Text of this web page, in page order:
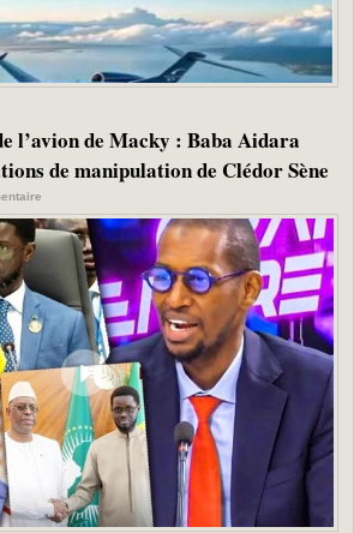
l’avion de Macky : Baba Aidara
de manipulation de Clédor Sène